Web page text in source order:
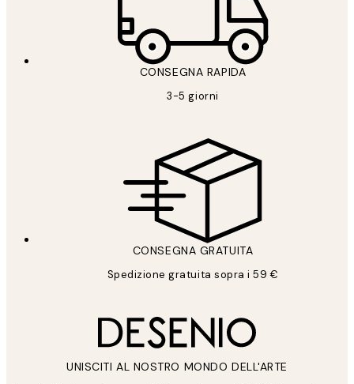
CONSEGNA RAPIDA
3-5 giorni
CONSEGNA GRATUITA
Spedizione gratuita sopra i 59 €
UNISCITI AL NOSTRO MONDO DELL'ARTE